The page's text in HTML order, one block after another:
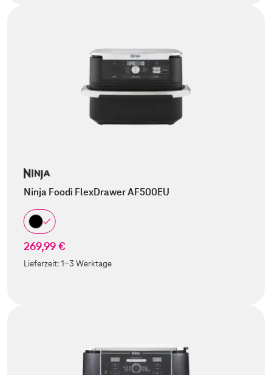
Ninja Foodi FlexDrawer AF500EU
269,99 €
Lieferzeit:1-3 Werktage